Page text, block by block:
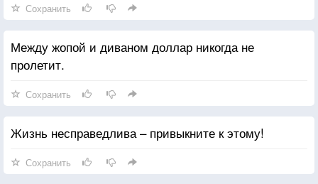
Сохранить
Между жопой и диваном доллар никогда не
пролетит.
Сохранить
Жизнь несправедлива – привыкните к этому!
Сохранить